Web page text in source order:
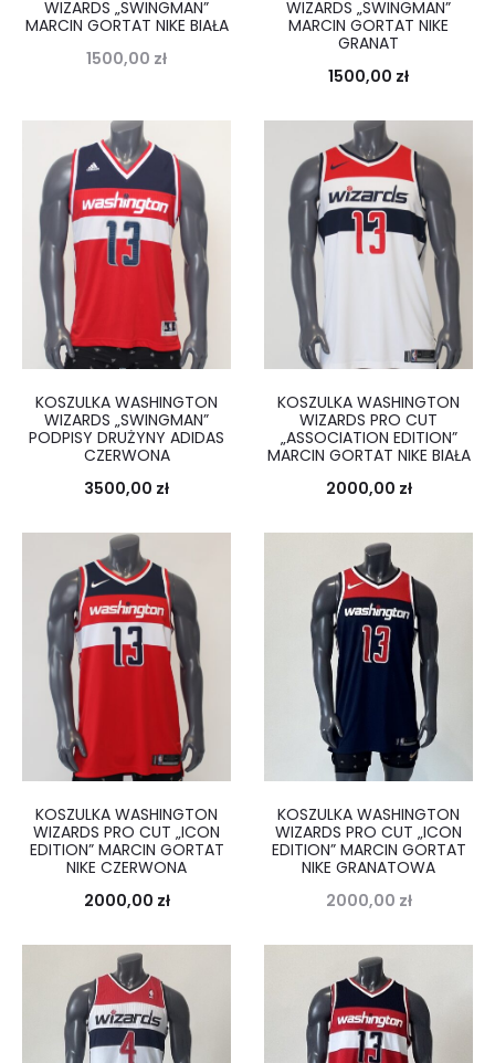
WIZARDS „SWINGMAN”
MARCIN GORTAT NIKE BIAŁA
1500,00 zł
WIZARDS „SWINGMAN”
MARCIN GORTAT NIKE
GRANAT
1500,00 zł
KOSZULKA WASHINGTON
WIZARDS „SWINGMAN”
PODPISY DRUŻYNY ADIDAS
CZERWONA
3500,00 zł
KOSZULKA WASHINGTON
WIZARDS PRO CUT
„ASSOCIATION EDITION”
MARCIN GORTAT NIKE BIAŁA
2000,00 zł
KOSZULKA WASHINGTON
WIZARDS PRO CUT „ICON
EDITION” MARCIN GORTAT
NIKE CZERWONA
2000,00 zł
KOSZULKA WASHINGTON
WIZARDS PRO CUT „ICON
EDITION” MARCIN GORTAT
NIKE GRANATOWA
2000,00 zł